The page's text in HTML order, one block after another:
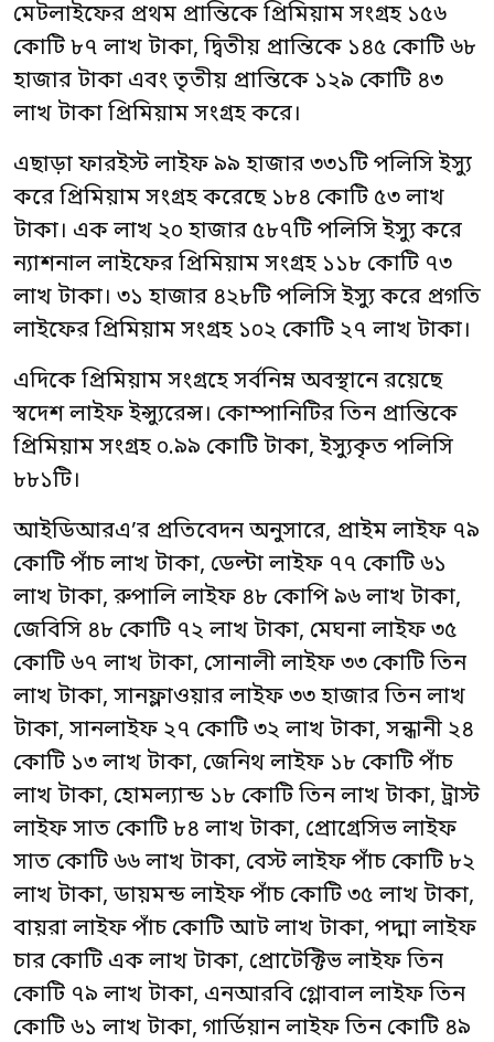
মেটলাইফের প্রথম প্রান্তিকে প্রিমিয়াম সংগ্রহ ১৫৬
কোটি ৮৭ লাখ টাকা, দ্বিতীয় প্রান্তিকে ১৪৫ কোটি ৬৮
হাজার টাকা এবং তৃতীয় প্রান্তিকে ১২৯ কোটি ৪৩
লাখ টাকা প্রিমিয়াম সংগ্রহ করে।
এছাড়া ফারইস্ট লাইফ ৯৯ হাজার ৩৩১টি পলিসি ইস্যু
করে ‍প্রিমিয়াম সংগ্রহ করেছে ১৮৪ কোটি ৫৩ লাখ
টাকা। এক লাখ ২০ হাজার ৫৮৭টি পলিসি ইস্যু করে
ন্যাশনাল লাইফের প্রিমিয়াম সংগ্রহ ১১৮ কোটি ৭৩
লাখ টাকা। ৩১ হাজার ৪২৮টি পলিসি ইস্যু করে প্রগতি
লাইফের প্রিমিয়াম সংগ্রহ ১০২ কোটি ২৭ লাখ টাকা।
এদিকে প্রিমিয়াম সংগ্রহে সর্বনিম্ন অবস্থানে রয়েছে
স্বদেশ লাইফ ইন্স্যুরেন্স। কোম্পানিটির তিন প্রান্তিকে
প্রিমিয়াম সংগ্রহ ০.৯৯ কোটি টাকা, ইস্যুকৃত পলিসি
৮৮১টি।
আইডিআরএ’র প্রতিবেদন অনুসারে, প্রাইম লাইফ ৭৯
কোটি পাঁচ লাখ টাকা, ডেল্টা লাইফ ৭৭ কোটি ৬১
লাখ টাকা, রুপালি লাইফ ৪৮ কোপি ৯৬ লাখ টাকা,
জেবিসি ৪৮ কোটি ৭২ লাখ টাকা, মেঘনা লাইফ ৩৫
কোটি ৬৭ লাখ টাকা, সোনালী লাইফ ৩৩ কোটি তিন
লাখ টাকা, সানফ্লাওয়ার লাইফ ৩৩ হাজার তিন লাখ
টাকা, সানলাইফ ২৭ কোটি ৩২ লাখ টাকা, সন্ধানী ২৪
কোটি ১৩ লাখ টাকা, জেনিথ লাইফ ১৮ কোটি পাঁচ
লাখ টাকা, হোমল্যান্ড ১৮ কোটি তিন লাখ টাকা, ট্রাস্ট
লাইফ সাত কোটি ৮৪ লাখ টাকা, প্রোগ্রেসিভ লাইফ
সাত কোটি ৬৬ লাখ টাকা, বেস্ট লাইফ পাঁচ কোটি ৮২
লাখ টাকা, ডায়মন্ড লাইফ পাঁচ কোটি ৩৫ লাখ টাকা,
বায়রা লাইফ পাঁচ কোটি আট লাখ টাকা, পদ্মা লাইফ
চার কোটি এক লাখ টাকা, প্রোটেক্টিভ লাইফ তিন
কোটি ৭৯ লাখ টাকা, এনআরবি গ্লোবাল লাইফ তিন
কোটি ৬১ লাখ টাকা, গার্ডিয়ান লাইফ তিন কোটি ৪৯